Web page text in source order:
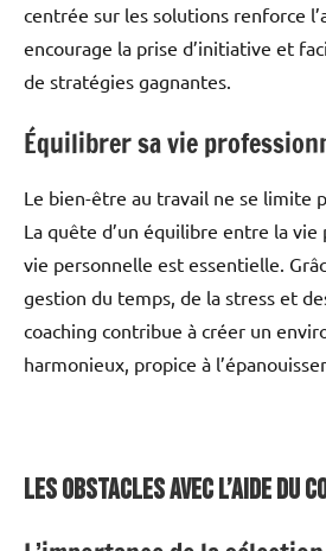
centrée sur les solutions renforce
encourage la prise d’initiative et
de stratégies gagnantes.
Équilibrer sa vie
Le bien-être au travail ne se limite
La quête d’un équilibre entre la
vie personnelle est essentielle.
gestion du temps, de la stress et
coaching contribue à créer un
harmonieux, propice à
les Obstacles avec l’Aide du